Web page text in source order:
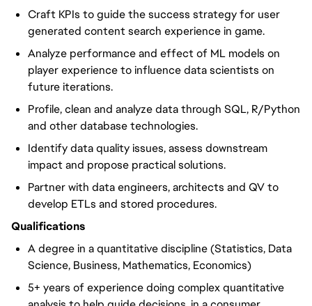
Craft KPIs to guide the success strategy for user
generated content search experience in game.
Analyze performance and effect of ML models on
player experience to influence data scientists on
future iterations.
Profile, clean and analyze data through SQL, R/Python
and other database technologies.
Identify data quality issues, assess downstream
impact and propose practical solutions.
Partner with data engineers, architects and QV to
develop ETLs and stored procedures.
Qualifications
A degree in a quantitative discipline (Statistics, Data
Science, Business, Mathematics, Economics)
5+ years of experience doing complex quantitative